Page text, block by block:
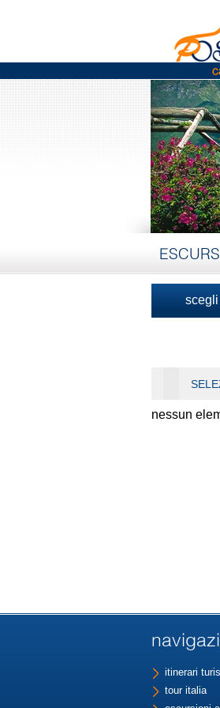
nessun
itinerari
tour italia